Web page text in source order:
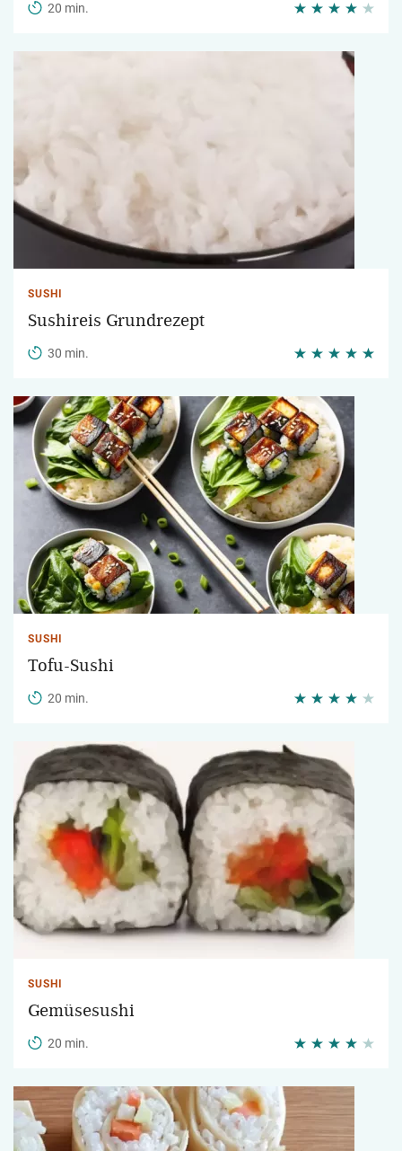
20 min.
SUSHI
Sushireis Grundrezept
30 min.
SUSHI
Tofu-Sushi
20 min.
SUSHI
Gemüsesushi
20 min.